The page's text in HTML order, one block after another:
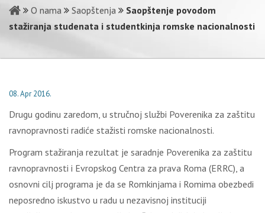
O nama Saopštenja
Saopštenje povodom
stažiranja studenata i studentkinja romske nacionalnosti
08. Apr 2016.
Drugu godinu zaredom, u stručnoj službi Poverenika za zaštitu
ravnopravnosti radiće stažisti romske nacionalnosti.
Program stažiranja rezultat je saradnje Poverenika za zaštitu
ravnopravnosti i Evropskog Centra za prava Roma (ERRC), a
osnovni cilj programa je da se Romkinjama i Romima obezbedi
neposredno iskustvo u radu u nezavisnoj instituciji